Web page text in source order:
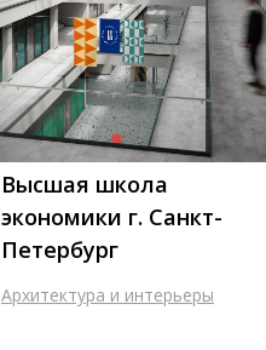
Высшая школа
экономики г. Санкт-
Петербург
Архитектура и интерьеры